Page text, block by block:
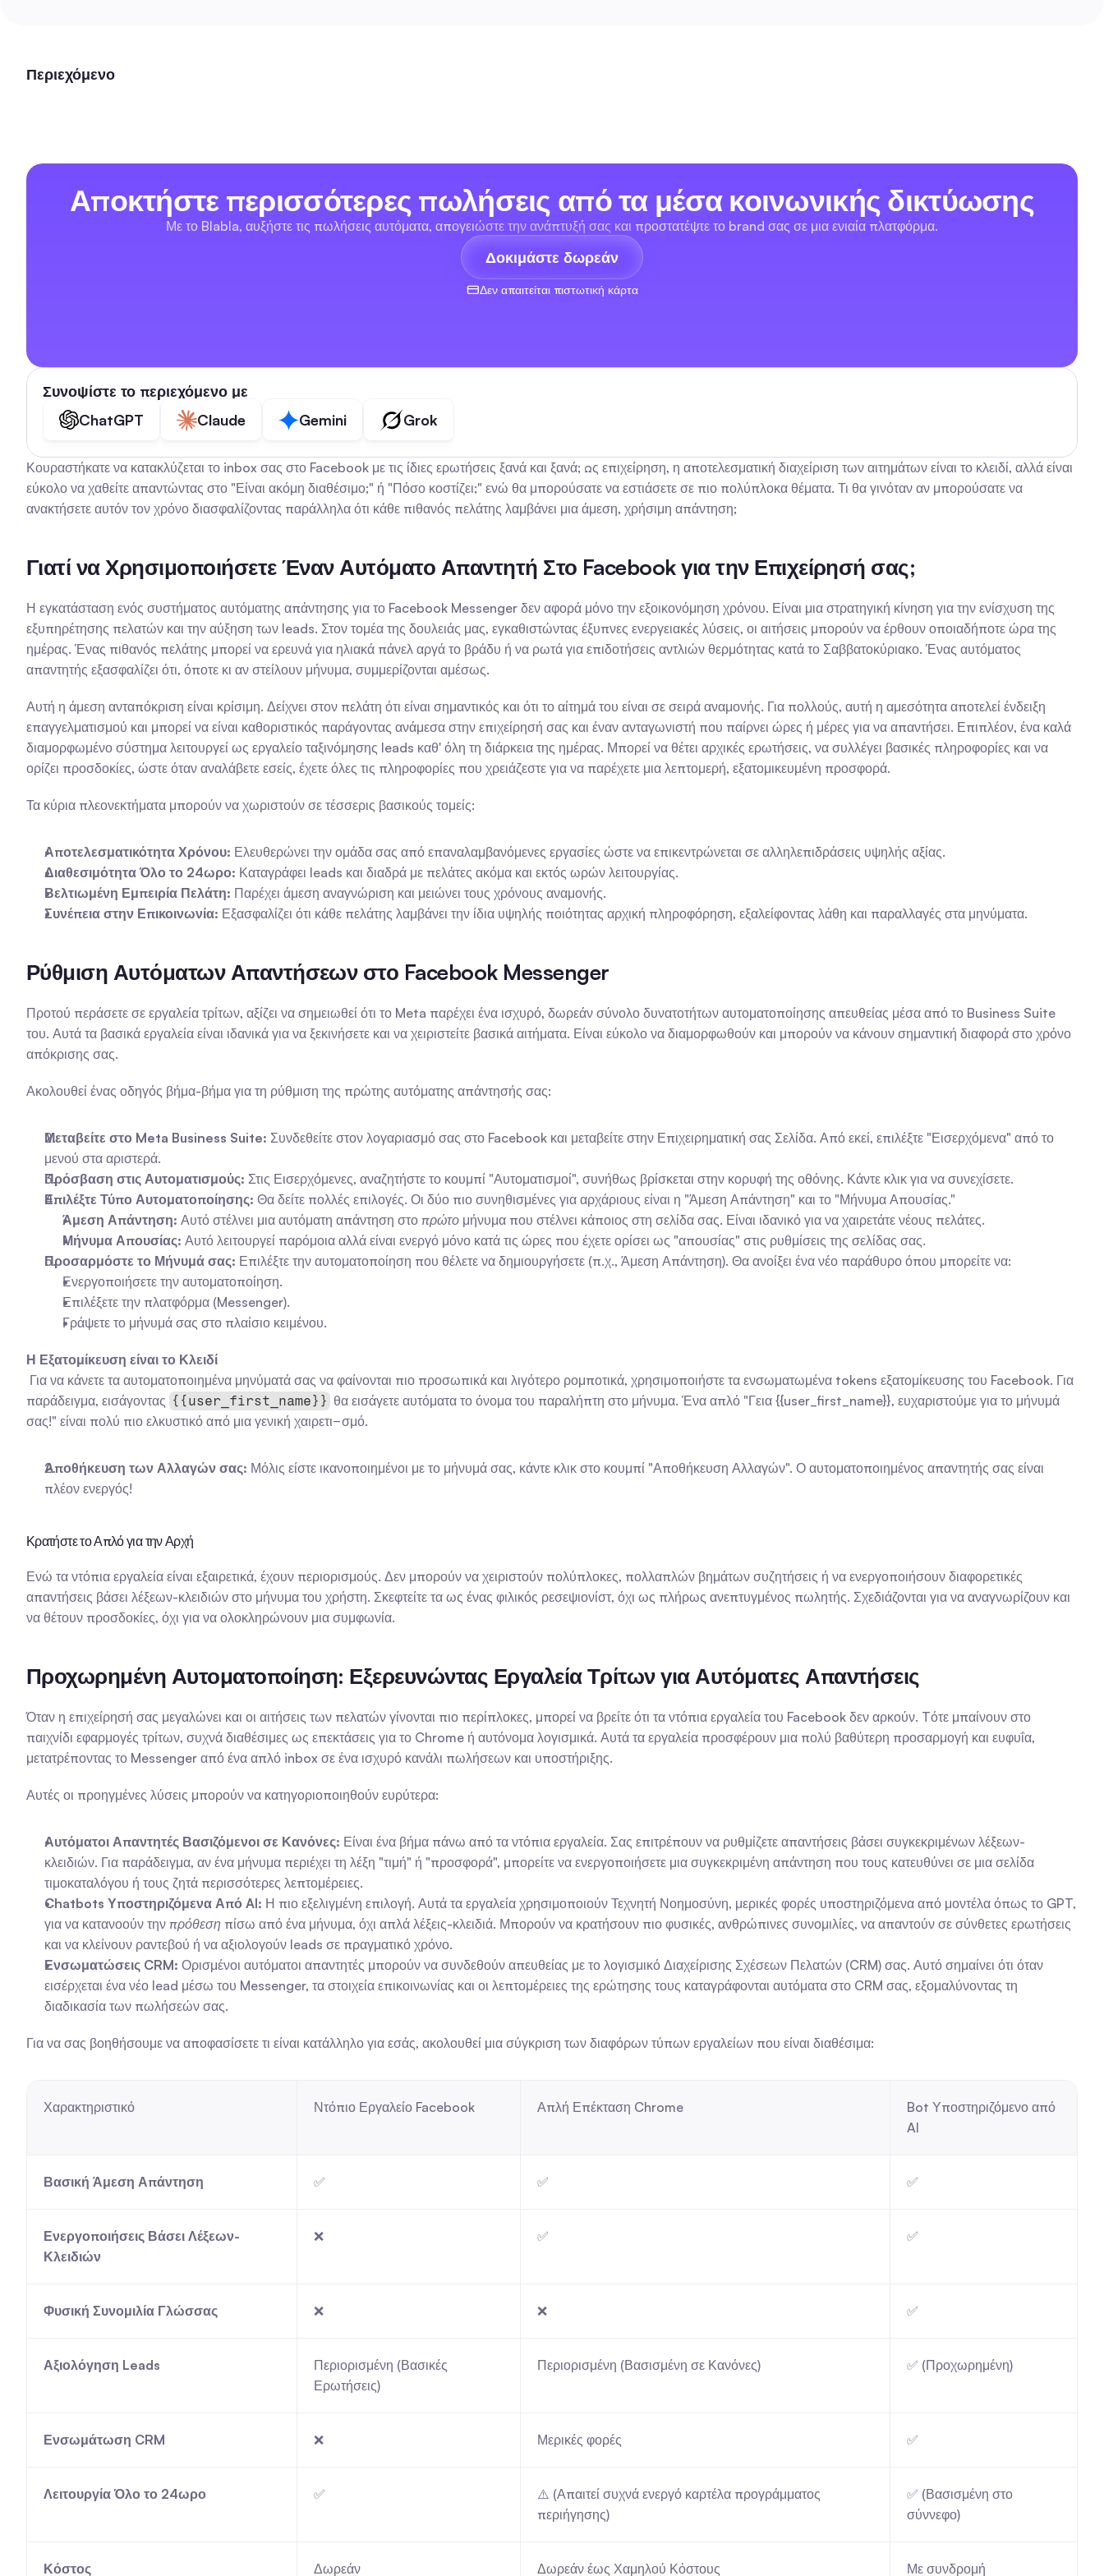
Περιεχόμενο
Συνοψίστε το περιεχόμενο με
ChatGPT
Claude Gemini Grok
Κουραστήκατε να κατακλύζεται το inbox σας στο Facebook με τις ίδιες ερωτήσεις ξανά και ξανά; Ως επιχείρηση, η αποτελεσματική διαχείριση των αιτημάτων είναι το κλειδί, αλλά είναι
εύκολο να χαθείτε απαντώντας στο "Είναι ακόμη διαθέσιμο;" ή "Πόσο κοστίζει;" ενώ θα μπορούσατε να εστιάσετε σε πιο πολύπλοκα θέματα. Τι θα γινόταν αν μπορούσατε να
ανακτήσετε αυτόν τον χρόνο διασφαλίζοντας παράλληλα ότι κάθε πιθανός πελάτης λαμβάνει μια άμεση, χρήσιμη απάντηση;
Γιατί να Χρησιμοποιήσετε Έναν Αυτόματο Απαντητή Στο Facebook για την Επιχείρησή σας;
Η εγκατάσταση ενός συστήματος αυτόματης απάντησης για το Facebook Messenger δεν αφορά μόνο την εξοικονόμηση χρόνου. Είναι μια στρατηγική κίνηση για την ενίσχυση της
εξυπηρέτησης πελατών και την αύξηση των leads. Στον τομέα της δουλειάς μας, εγκαθιστώντας έξυπνες ενεργειακές λύσεις, οι αιτήσεις μπορούν να έρθουν οποιαδήποτε ώρα της
ημέρας. Ένας πιθανός πελάτης μπορεί να ερευνά για ηλιακά πάνελ αργά το βράδυ ή να ρωτά για επιδοτήσεις αντλιών θερμότητας κατά το Σαββατοκύριακο. Ένας αυτόματος
απαντητής εξασφαλίζει ότι, όποτε κι αν στείλουν μήνυμα, συμμερίζονται αμέσως.
Αυτή η άμεση ανταπόκριση είναι κρίσιμη. Δείχνει στον πελάτη ότι είναι σημαντικός και ότι το αίτημά του είναι σε σειρά αναμονής. Για πολλούς, αυτή η αμεσότητα αποτελεί ένδειξη
επαγγελματισμού και μπορεί να είναι καθοριστικός παράγοντας ανάμεσα στην επιχείρησή σας και έναν ανταγωνιστή που παίρνει ώρες ή μέρες για να απαντήσει. Επιπλέον, ένα καλά
διαμορφωμένο σύστημα λειτουργεί ως εργαλείο ταξινόμησης leads καθ' όλη τη διάρκεια της ημέρας. Μπορεί να θέτει αρχικές ερωτήσεις, να συλλέγει βασικές πληροφορίες και να
ορίζει προσδοκίες, ώστε όταν αναλάβετε εσείς, έχετε όλες τις πληροφορίες που χρειάζεστε για να παρέχετε μια λεπτομερή, εξατομικευμένη προσφορά.
Τα κύρια πλεονεκτήματα μπορούν να χωριστούν σε τέσσερις βασικούς τομείς:
Αποτελεσματικότητα Χρόνου: Ελευθερώνει την ομάδα σας από επαναλαμβανόμενες εργασίες ώστε να επικεντρώνεται σε αλληλεπιδράσεις υψηλής αξίας.
Διαθεσιμότητα Όλο το 24ωρο: Καταγράφει leads και διαδρά με πελάτες ακόμα και εκτός ωρών λειτουργίας.
Βελτιωμένη Εμπειρία Πελάτη: Παρέχει άμεση αναγνώριση και μειώνει τους χρόνους αναμονής.
Συνέπεια στην Επικοινωνία: Εξασφαλίζει ότι κάθε πελάτης λαμβάνει την ίδια υψηλής ποιότητας αρχική πληροφόρηση, εξαλείφοντας λάθη και παραλλαγές στα μηνύματα.
Ρύθμιση Αυτόματων Απαντήσεων στο Facebook Messenger
Προτού περάσετε σε εργαλεία τρίτων, αξίζει να σημειωθεί ότι το Meta παρέχει ένα ισχυρό, δωρεάν σύνολο δυνατοτήτων αυτοματοποίησης απευθείας μέσα από το Business Suite
του. Αυτά τα βασικά εργαλεία είναι ιδανικά για να ξεκινήσετε και να χειριστείτε βασικά αιτήματα. Είναι εύκολο να διαμορφωθούν και μπορούν να κάνουν σημαντική διαφορά στο χρόνο
απόκρισης σας.
Ακολουθεί ένας οδηγός βήμα-βήμα για τη ρύθμιση της πρώτης αυτόματης απάντησής σας:
Μεταβείτε στο Meta Business Suite: Συνδεθείτε στον λογαριασμό σας στο Facebook και μεταβείτε στην Επιχειρηματική σας Σελίδα. Από εκεί, επιλέξτε "Εισερχόμενα" από το
μενού στα αριστερά.
Πρόσβαση στις Αυτοματισμούς: Στις Εισερχόμενες, αναζητήστε το κουμπί "Αυτοματισμοί", συνήθως βρίσκεται στην κορυφή της οθόνης. Κάντε κλικ για να συνεχίσετε.
Επιλέξτε Τύπο Αυτοματοποίησης: Θα δείτε πολλές επιλογές. Οι δύο πιο συνηθισμένες για αρχάριους είναι η "Άμεση Απάντηση" και το "Μήνυμα Απουσίας."
Άμεση Απάντηση: Αυτό στέλνει μια αυτόματη απάντηση στο πρώτο μήνυμα που στέλνει κάποιος στη σελίδα σας. Είναι ιδανικό για να χαιρετάτε νέους πελάτες.
Μήνυμα Απουσίας: Αυτό λειτουργεί παρόμοια αλλά είναι ενεργό μόνο κατά τις ώρες που έχετε ορίσει ως "απουσίας" στις ρυθμίσεις της σελίδας σας.
Προσαρμόστε το Μήνυμά σας: Επιλέξτε την αυτοματοποίηση που θέλετε να δημιουργήσετε (π.χ., Άμεση Απάντηση). Θα ανοίξει ένα νέο παράθυρο όπου μπορείτε να:
Ενεργοποιήσετε την αυτοματοποίηση.
Επιλέξετε την πλατφόρμα (Messenger).
Γράψετε το μήνυμά σας στο πλαίσιο κειμένου.
Η Εξατομίκευση είναι το Κλειδί
παράδειγμα, εισάγοντας {{user_first_name}} θα εισάγετε αυτόματα το όνομα του παραλήπτη στο μήνυμα. Ένα απλό "Γεια {{user_first_name}}, ευχαριστούμε για το μήνυμά
σας!" είναι πολύ πιο ελκυστικό από μια γενική χαιρετι−σμό.
Αποθήκευση των Αλλαγών σας: Μόλις είστε ικανοποιημένοι με το μήνυμά σας, κάντε κλικ στο κουμπί "Αποθήκευση Αλλαγών". Ο αυτοματοποιημένος απαντητής σας είναι
πλέον ενεργός!
Κρατήστε το Απλό για την Αρχή
Ενώ τα ντόπια εργαλεία είναι εξαιρετικά, έχουν περιορισμούς. Δεν μπορούν να χειριστούν πολύπλοκες, πολλαπλών βημάτων συζητήσεις ή να ενεργοποιήσουν διαφορετικές
απαντήσεις βάσει λέξεων-κλειδιών στο μήνυμα του χρήστη. Σκεφτείτε τα ως ένας φιλικός ρεσεψιονίστ, όχι ως πλήρως ανεπτυγμένος πωλητής. Σχεδιάζονται για να αναγνωρίζουν και
να θέτουν προσδοκίες, όχι για να ολοκληρώνουν μια συμφωνία.
Προχωρημένη Αυτοματοποίηση: Εξερευνώντας Εργαλεία Τρίτων για Αυτόματες Απαντήσεις
Όταν η επιχείρησή σας μεγαλώνει και οι αιτήσεις των πελατών γίνονται πιο περίπλοκες, μπορεί να βρείτε ότι τα ντόπια εργαλεία του Facebook δεν αρκούν. Tότε μπαίνουν στο
παιχνίδι εφαρμογές τρίτων, συχνά διαθέσιμες ως επεκτάσεις για το Chrome ή αυτόνομα λογισμικά. Αυτά τα εργαλεία προσφέρουν μια πολύ βαθύτερη προσαρμογή και ευφυΐα,
μετατρέποντας το Messenger από ένα απλό inbox σε ένα ισχυρό κανάλι πωλήσεων και υποστήριξης.
Αυτές οι προηγμένες λύσεις μπορούν να κατηγοριοποιηθούν ευρύτερα:
Αυτόματοι Απαντητές Βασιζόμενοι σε Κανόνες: Είναι ένα βήμα πάνω από τα ντόπια εργαλεία. Σας επιτρέπουν να ρυθμίζετε απαντήσεις βάσει συγκεκριμένων λέξεων-
κλειδιών. Για παράδειγμα, αν ένα μήνυμα περιέχει τη λέξη "τιμή" ή "προσφορά", μπορείτε να ενεργοποιήσετε μια συγκεκριμένη απάντηση που τους κατευθύνει σε μια σελίδα
τιμοκαταλόγου ή τους ζητά περισσότερες λεπτομέρειες.
Chatbots Υποστηριζόμενα Από AI: Η πιο εξελιγμένη επιλογή. Αυτά τα εργαλεία χρησιμοποιούν Τεχνητή Νοημοσύνη, μερικές φορές υποστηριζόμενα από μοντέλα όπως το GPT,
για να κατανοούν την πρόθεση πίσω από ένα μήνυμα, όχι απλά λέξεις-κλειδιά. Μπορούν να κρατήσουν πιο φυσικές, ανθρώπινες συνομιλίες, να απαντούν σε σύνθετες ερωτήσεις
και να κλείνουν ραντεβού ή να αξιολογούν leads σε πραγματικό χρόνο.
Ενσωματώσεις CRM: Ορισμένοι αυτόματοι απαντητές μπορούν να συνδεθούν απευθείας με το λογισμικό Διαχείρισης Σχέσεων Πελατών (CRM) σας. Αυτό σημαίνει ότι όταν
εισέρχεται ένα νέο lead μέσω του Messenger, τα στοιχεία επικοινωνίας και οι λεπτομέρειες της ερώτησης τους καταγράφονται αυτόματα στο CRM σας, εξομαλύνοντας τη
διαδικασία των πωλήσεών σας.
Για να σας βοηθήσουμε να αποφασίσετε τι είναι κατάλληλο για εσάς, ακολουθεί μια σύγκριση των διαφόρων τύπων εργαλείων που είναι διαθέσιμα:
Χαρακτηριστικό Ντόπιο Εργαλείο Facebook Απλή Επέκταση Chrome
Bot Υποστηριζόμενο από
AI
Βασική Άμεση Απάντηση ✅ ✅ ✅
Ενεργοποιήσεις Βάσει Λέξεων-
Κλειδιών
❌ ✅ ✅
Φυσική Συνομιλία Γλώσσας ❌ ❌ ✅
Αξιολόγηση Leads
Περιορισμένη (Βασικές
Ερωτήσεις)
Περιορισμένη (Βασισμένη σε Κανόνες) ✅ (Προχωρημένη)
Ενσωμάτωση CRM ❌ Μερικές φορές ✅
Λειτουργία Όλο το 24ωρο ✅
⚠️ (Απαιτεί συχνά ενεργό καρτέλα προγράμματος
περιήγησης)
✅ (Βασισμένη στο
σύννεφο)
Κόστος Δωρεάν Δωρεάν έως Χαμηλού Κόστους Με συνδρομή
Αποκτήστε περισσότερες πωλήσεις από τα μέσα κοινωνικής δικτύωσης
Με το Blabla, αυξήστε τις πωλήσεις αυτόματα, απογειώστε την ανάπτυξή σας και προστατέψτε το brand σας σε μια ενιαία πλατφόρμα.
Δοκιμάστε δωρεάν
Δεν απαιτείται πιστωτική κάρτα